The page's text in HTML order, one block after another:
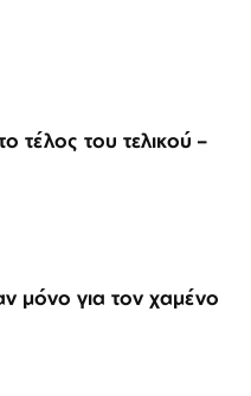
τέλος του τελικού –
μόνο για τον χαμένο